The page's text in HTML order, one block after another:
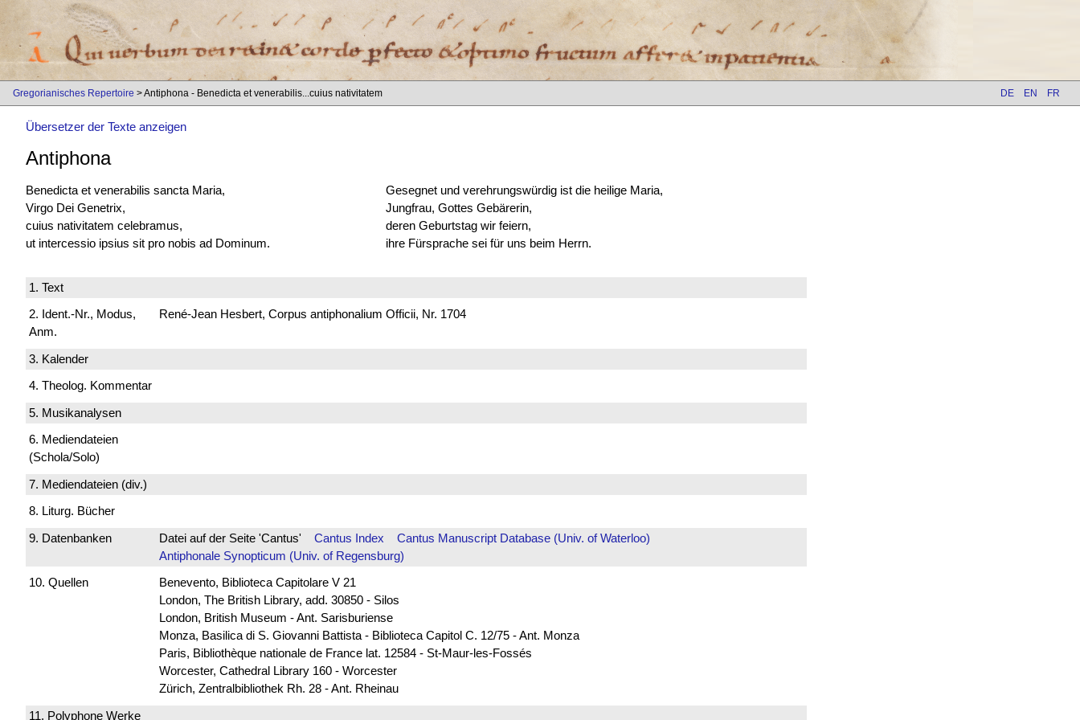
Gregorianisches Repertoire > Antiphona - Benedicta et venerabilis...cuius nativitatem DE EN FR
Übersetzer der Texte anzeigen
Antiphona
Benedicta et venerabilis sancta Maria,
Virgo Dei Genetrix,
cuius nativitatem celebramus,
ut intercessio ipsius sit pro nobis ad Dominum.
Gesegnet und verehrungswürdig ist die heilige Maria,
Jungfrau, Gottes Gebärerin,
deren Geburtstag wir feiern,
ihre Fürsprache sei für uns beim Herrn.
1. Text
2. Ident.-Nr., Modus,
Anm.
René-Jean Hesbert, Corpus antiphonalium Officii, Nr. 1704
3. Kalender
4. Theolog. Kommentar
5. Musikanalysen
6. Mediendateien
(Schola/Solo)
7. Mediendateien (div.)
8. Liturg. Bücher
9. Datenbanken
Datei auf der Seite 'Cantus' Cantus Index
Cantus Manuscript Database (Univ. of Waterloo)
Antiphonale Synopticum (Univ. of Regensburg)
10. Quellen
Benevento, Biblioteca Capitolare V 21
London, The British Library, add. 30850 - Silos
London, British Museum - Ant. Sarisburiense
Monza, Basilica di S. Giovanni Battista - Biblioteca Capitol C. 12/75 - Ant. Monza
Paris, Bibliothèque nationale de France lat. 12584 - St-Maur-les-Fossés
Worcester, Cathedral Library 160 - Worcester
Zürich, Zentralbibliothek Rh. 28 - Ant. Rheinau
11. Polyphone Werke